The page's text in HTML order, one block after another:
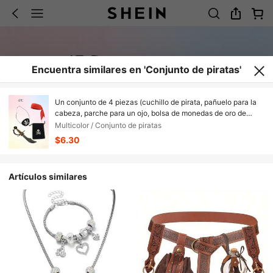
Encuentra similares en 'Conjunto de piratas'
Un conjunto de 4 piezas (cuchillo de pirata, pañuelo para la
cabeza, parche para un ojo, bolsa de monedas de oro de
pirata) de accesorios de juego de roles de pirata, adecuados
para juegos de roles, accesorios de disfraz de pirata,
accesorios para tomar fotos, accesorios de disfraz de fiesta y
Multicolor / Conjunto de piratas
$6.30
Artículos similares